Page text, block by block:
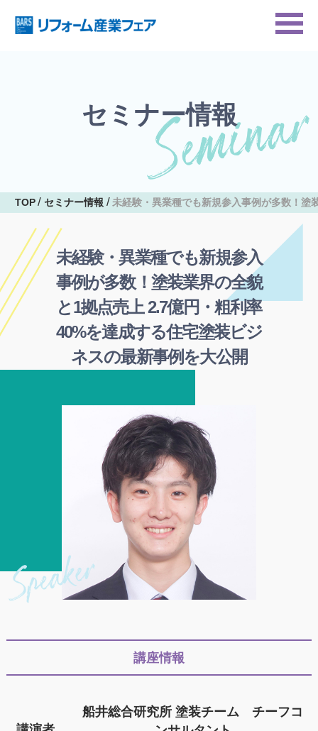
セミナー情報
TOP セミナー情報 未経験・異業種でも新規参入事例が多数！塗
未経験・異業種でも新規参入
事例が多数！塗装業界の全貌
と1拠点売上 2.7億円・粗利率
40%を達成する住宅塗装ビジ
ネスの最新事例を大公開
講座情報
船井総合研究所 塗装チーム チーフコ